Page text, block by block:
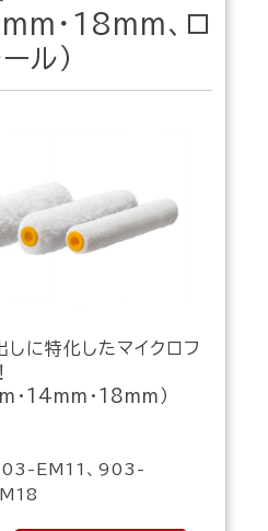
・18mm、ロ
ル）
しに特化したマイクロフ
・14mm・18mm）
EM11、903-